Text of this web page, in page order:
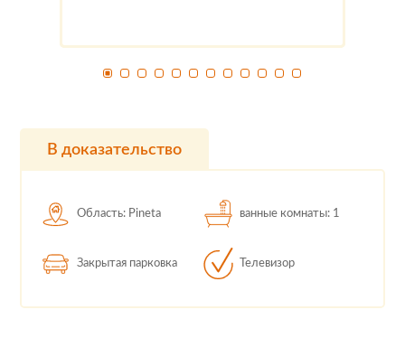
В доказательство
Область: Pineta ванные комнаты: 1
Закрытая парковка Телевизор